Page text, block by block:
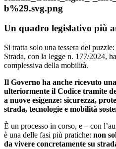
Un quadro legislativo più
Si tratta solo una tessera del
Strada, con la legge n. 177/2024,
complessiva della mobilità.
Il Governo ha anche ricevuto
ulteriormente il Codice tramite
a nuove esigenze: sicurezza,
strada, tecnologie e mobilità
È un processo in corso, e – con
è una delle fasi più pratiche: non
da vivere concretamente su